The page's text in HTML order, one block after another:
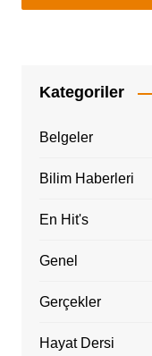
Kategoriler
Belgeler
Bilim Haberleri
En Hit's
Genel
Gerçekler
Hayat Dersi